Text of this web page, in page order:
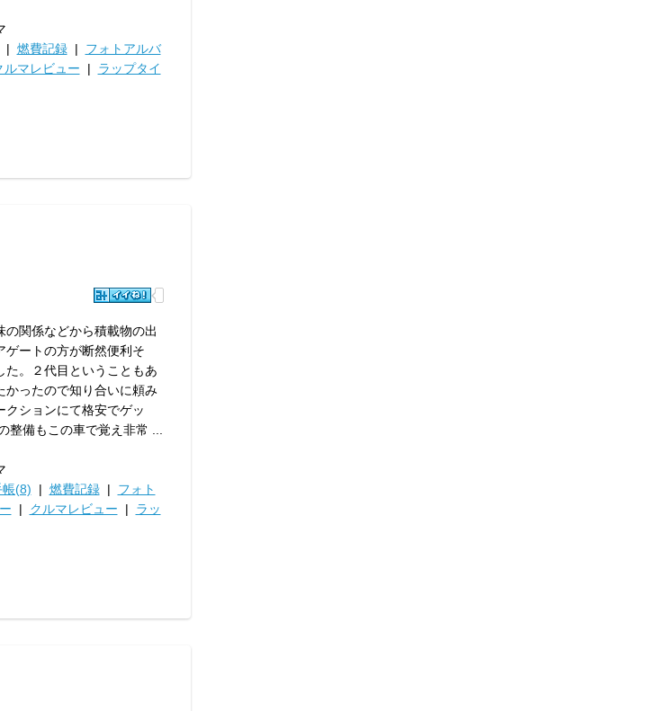
燃費記録| フォトアルバ
ルマレビュー | ラップタイ
関係などから積載物の出
ゲートの方が断然便利そ
た。２代目ということもあ
かったので知り合いに頼み
ションにて格安でゲッ
整備もこの車で覚え非常 ...
(8) | 燃費記録| フォト
| クルマレビュー | ラッ